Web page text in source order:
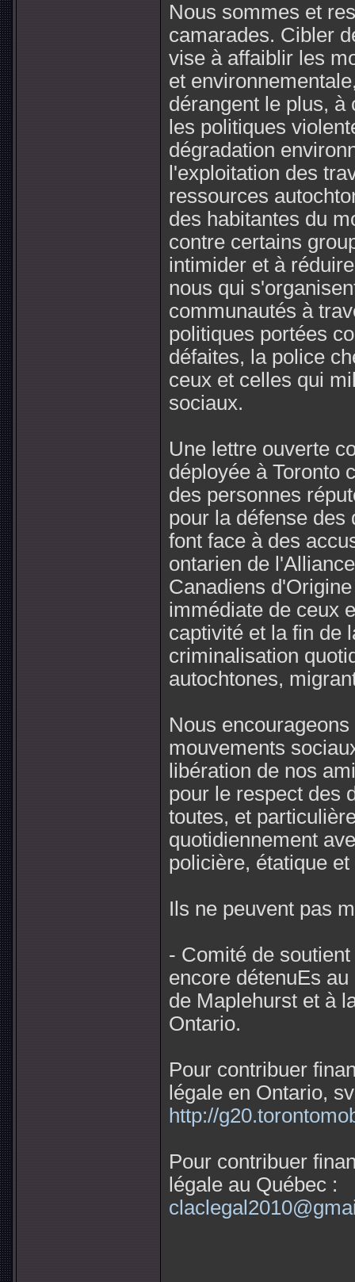
Nous sommes et
camarades. Cibler
vise à affaiblir les
et
dérangent le plus,
les politiques
dégradation
l'exploitation des
ressources
des habitantes du
contre certains
intimider et à
nous qui
communautés à
politiques portées
défaites, la police
ceux et celles qui
sociaux.
Une lettre ouverte
déployée à Toronto
des personnes
pour la défense
font face à des
ontarien de
Canadiens
immédiate de ceux
captivité et la fin de
criminalisation
autochtones,
Nous
mouvements
libération de nos
pour le respect des
toutes, et
quotidiennement
policière, étatique
Ils ne peuvent pas
- Comité de
encore détenuEs
de Maplehurst et à
Ontario.
Pour contribuer
légale en Ontario,
http://
Pour contribuer
légale au Québec :